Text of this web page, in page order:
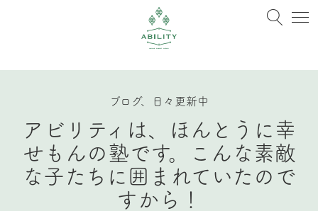
ブログ、日々更新中
アビリティは、ほんとうに幸
せもんの塾です。こんな素敵
な子たちに囲まれていたので
すから！